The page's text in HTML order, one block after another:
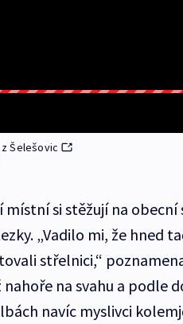
Šelešovic
místní si stěžují na
„Vadilo mi, že hned
střelnici,“
na svahu a podle
navíc myslivci